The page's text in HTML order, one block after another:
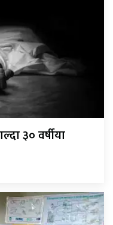
३० वर्षीया